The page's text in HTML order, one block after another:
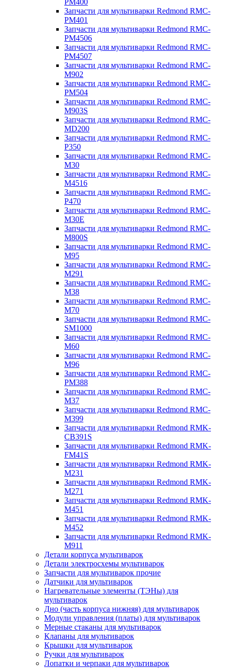
PM400
Запчасти для мультиварки Redmond RMC-
PM401
Запчасти для мультиварки Redmond RMC-
PM4506
Запчасти для мультиварки Redmond RMC-
PM4507
Запчасти для мультиварки Redmond RMC-
M902
Запчасти для мультиварки Redmond RMC-
PM504
Запчасти для мультиварки Redmond RMC-
M903S
Запчасти для мультиварки Redmond RMC-
MD200
Запчасти для мультиварки Redmond RMC-
P350
Запчасти для мультиварки Redmond RMC-
M30
Запчасти для мультиварки Redmond RMC-
M4516
Запчасти для мультиварки Redmond RMC-
P470
Запчасти для мультиварки Redmond RMC-
M30E
Запчасти для мультиварки Redmond RMC-
M800S
Запчасти для мультиварки Redmond RMC-
M95
Запчасти для мультиварки Redmond RMC-
M291
Запчасти для мультиварки Redmond RMC-
M38
Запчасти для мультиварки Redmond RMC-
M70
Запчасти для мультиварки Redmond RMC-
SM1000
Запчасти для мультиварки Redmond RMC-
M60
Запчасти для мультиварки Redmond RMC-
M96
Запчасти для мультиварки Redmond RMC-
PM388
Запчасти для мультиварки Redmond RMC-
M37
Запчасти для мультиварки Redmond RMC-
M399
Запчасти для мультиварки Redmond RMK-
CB391S
Запчасти для мультиварки Redmond RMK-
FM41S
Запчасти для мультиварки Redmond RMK-
M231
Запчасти для мультиварки Redmond RMK-
M271
Запчасти для мультиварки Redmond RMK-
M451
Запчасти для мультиварки Redmond RMK-
M452
Запчасти для мультиварки Redmond RMK-
M911
Детали корпуса мультиварок
Детали электросхемы мультиварок
Запчасти для мультиварок прочие
Датчики для мультиварок
Нагревательные элементы (ТЭНы) для
мультиварок
Дно (часть корпуса нижняя) для мультиварок
Модули управления (платы) для мультиварок
Мерные стаканы для мультиварок
Клапаны для мультиварок
Крышки для мультиварок
Ручки для мультиварок
Лопатки и черпаки для мультиварок